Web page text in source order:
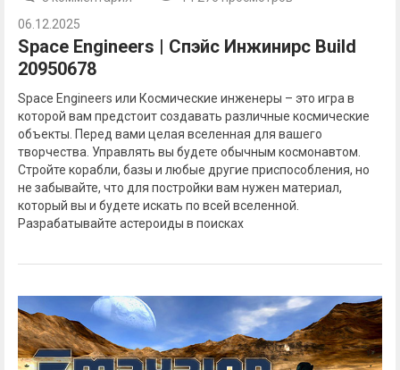
06.12.2025
Space Engineers | Спэйс Инжинирс Build
20950678
Space Engineers или Космические инженеры – это игра в
которой вам предстоит создавать различные космические
объекты. Перед вами целая вселенная для вашего
творчества. Управлять вы будете обычным космонавтом.
Стройте корабли, базы и любые другие приспособления, но
не забывайте, что для постройки вам нужен материал,
который вы и будете искать по всей вселенной.
Разрабатывайте астероиды в поисках